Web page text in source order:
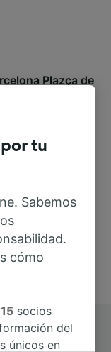
Plazça de
el sitio
haz
horarios y
con
170
a
tu
Sabemos
cómo
socios
del
únicos en